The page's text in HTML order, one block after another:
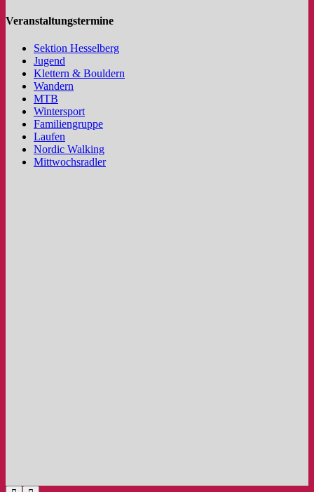
Veranstaltungstermine
Sektion Hesselberg
Jugend
Klettern & Bouldern
Wandern
MTB
Wintersport
Familiengruppe
Laufen
Nordic Walking
Mittwochsradler